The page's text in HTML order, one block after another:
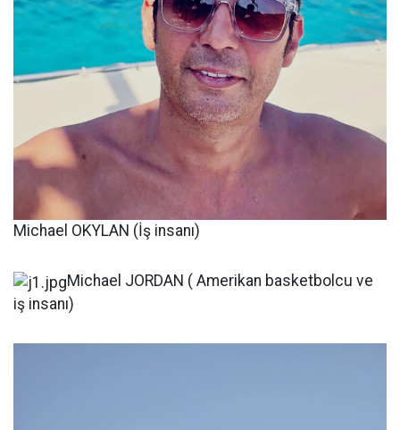
Michael OKYLAN (İş insanı)
Michael JORDAN ( Amerikan basketbolcu ve
iş insanı)